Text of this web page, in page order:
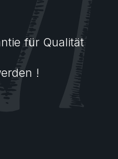
für Qualität
!